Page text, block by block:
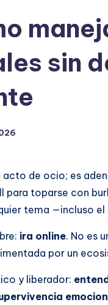
sin
de ocio; es
para toparse con
tema —incluso
ira online. No es
por un
y liberador: